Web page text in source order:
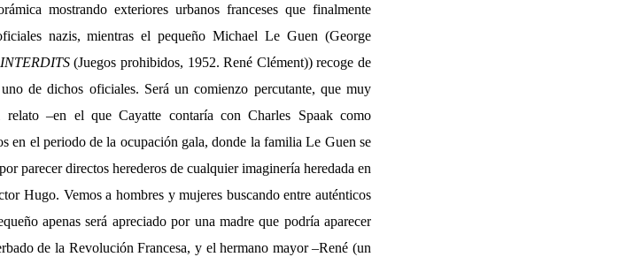
mostrando exteriores urbanos franceses que finalmente
nazis, mientras el pequeño Michael Le Guen (George
(Juegos prohibidos, 1952. René Clément)) recoge de
de dichos oficiales. Será un comienzo percutante, que muy
–en el que Cayatte contaría con Charles Spaak como
en el periodo de la ocupación gala, donde la familia Le Guen se
parecer directos herederos de cualquier imaginería heredada en
Hugo. Vemos a hombres y mujeres buscando entre auténticos
apenas será apreciado por una madre que podría aparecer
de la Revolución Francesa, y el hermano mayor –René (un